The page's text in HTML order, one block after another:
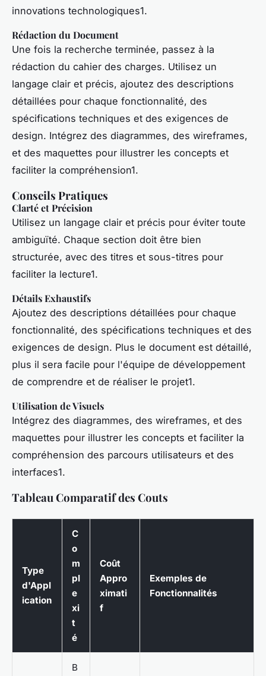
innovations technologiques1.
Rédaction du Document
Une fois la recherche terminée, passez à la
rédaction du cahier des charges. Utilisez un
langage clair et précis, ajoutez des descriptions
détaillées pour chaque fonctionnalité, des
spécifications techniques et des exigences de
design. Intégrez des diagrammes, des wireframes,
et des maquettes pour illustrer les concepts et
faciliter la compréhension1.
Conseils Pratiques
Clarté et Précision
Utilisez un langage clair et précis pour éviter toute
ambiguïté. Chaque section doit être bien
structurée, avec des titres et sous-titres pour
faciliter la lecture1.
Détails Exhaustifs
Ajoutez des descriptions détaillées pour chaque
fonctionnalité, des spécifications techniques et des
exigences de design. Plus le document est détaillé,
plus il sera facile pour l'équipe de développement
de comprendre et de réaliser le projet1.
Utilisation de Visuels
Intégrez des diagrammes, des wireframes, et des
maquettes pour illustrer les concepts et faciliter la
compréhension des parcours utilisateurs et des
interfaces1.
Tableau Comparatif des Couts
Type
d'Appl
ication
C
o
m
pl
e
xi
t
é
Coût
Appro
ximati
f
Exemples de
Fonctionnalités
B